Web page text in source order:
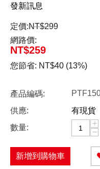
發新訊息
定價:NT$299
網路價:
NT$259
您節省: NT$40 (13%)
產品編碼:
供應:
有現貨
數量:
+
−
新增到購物車